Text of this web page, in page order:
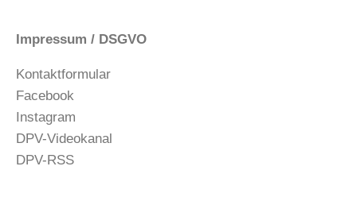
Impressum / DSGVO
Kontaktformular
Facebook
Instagram
DPV-Videokanal
DPV-RSS